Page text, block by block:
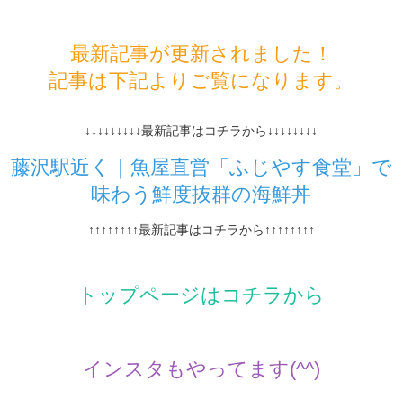
最新記事が更新されました！
記事は下記よりご覧になります。
↓↓↓↓↓↓↓↓↓最新記事はコチラから↓↓↓↓↓↓↓↓
藤沢駅近く｜魚屋直営「ふじやす食堂」で
味わう鮮度抜群の海鮮丼
↑↑↑↑↑↑↑↑最新記事はコチラから↑↑↑↑↑↑↑↑
トップページはコチラから
インスタもやってます(^^)